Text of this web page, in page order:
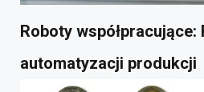
Roboty współpracujące:
automatyzacji produkcji